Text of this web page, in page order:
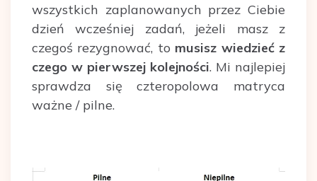
wszystkich zaplanowanych przez Ciebie
dzień wcześniej zadań, jeżeli masz z
czegoś rezygnować, to musisz wiedzieć z
czego w pierwszej kolejności. Mi najlepiej
sprawdza się czteropolowa matryca
ważne / pilne.